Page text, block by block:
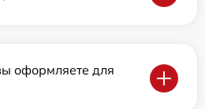
оформляете для